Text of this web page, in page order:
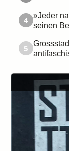
4
»Jeder
seinen
5